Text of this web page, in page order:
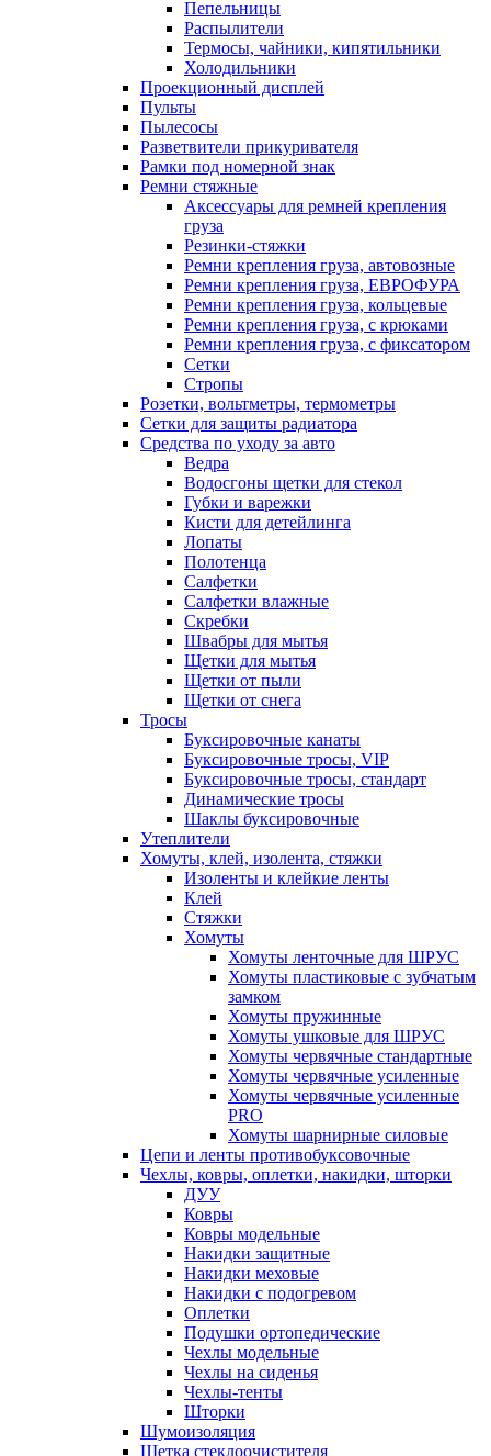
Пепельницы
Распылители
Термосы, чайники, кипятильники
Холодильники
Проекционный дисплей
Пульты
Пылесосы
Разветвители прикуривателя
Рамки под номерной знак
Ремни стяжные
Аксессуары для ремней крепления
груза
Резинки-стяжки
Ремни крепления груза, автовозные
Ремни крепления груза, ЕВРОФУРА
Ремни крепления груза, кольцевые
Ремни крепления груза, с крюками
Ремни крепления груза, с фиксатором
Сетки
Стропы
Розетки, вольтметры, термометры
Сетки для защиты радиатора
Средства по уходу за авто
Ведра
Водосгоны щетки для стекол
Губки и варежки
Кисти для детейлинга
Лопаты
Полотенца
Салфетки
Салфетки влажные
Скребки
Швабры для мытья
Щетки для мытья
Щетки от пыли
Щетки от снега
Тросы
Буксировочные канаты
Буксировочные тросы, VIP
Буксировочные тросы, стандарт
Динамические тросы
Шаклы буксировочные
Утеплители
Хомуты, клей, изолента, стяжки
Изоленты и клейкие ленты
Клей
Стяжки
Хомуты
Хомуты ленточные для ШРУС
Хомуты пластиковые с зубчатым
замком
Хомуты пружинные
Хомуты ушковые для ШРУС
Хомуты червячные стандартные
Хомуты червячные усиленные
Хомуты червячные усиленные
PRO
Хомуты шарнирные силовые
Цепи и ленты противобуксовочные
Чехлы, ковры, оплетки, накидки, шторки
ДУУ
Ковры
Ковры модельные
Накидки защитные
Накидки меховые
Накидки с подогревом
Оплетки
Подушки ортопедические
Чехлы модельные
Чехлы на сиденья
Чехлы-тенты
Шторки
Шумоизоляция
Щетка стеклоочистителя